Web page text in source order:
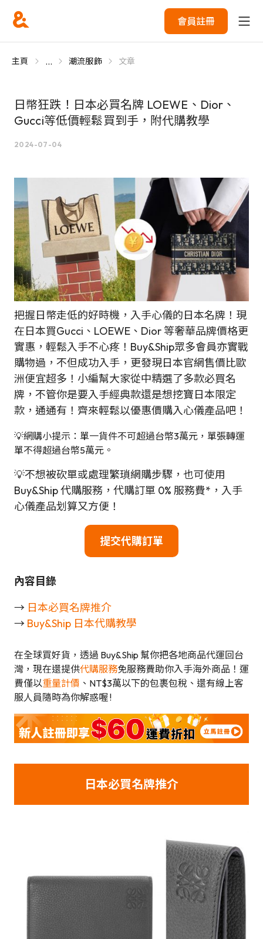
會員註冊
主頁 ... 潮流服飾 文章
日幣狂跌！日本必買名牌 LOEWE、Dior、
Gucci等低價輕鬆買到手，附代購教學
2024-07-04
把握日幣走低的好時機，入手心儀的日本名牌！現
在日本買Gucci、LOEWE、Dior 等奢華品牌價格更
實惠，輕鬆入手不心疼！Buy&Ship眾多會員亦實戰
購物過，不但成功入手，更發現日本官網售價比歐
洲便宜超多！小編幫大家從中精選了多款必買名
牌，不管你是要入手經典款還是想挖寶日本限定
款，通通有！齊來輕鬆以優惠價購入心儀產品吧！
💡網購小提示：單一貨件不可超過台幣3萬元，單張轉運
單不得超過台幣5萬元。
💡不想被砍單或處理繁瑣網購步驟，也可使用
Buy&Ship 代購服務，代購訂單 0% 服務費*，入手
心儀產品划算又方便！
提交代購訂單
內容目錄
→ 日本必買名牌推介
→ Buy&Ship 日本代購教學
在全球買好貨，透過 Buy&Ship 幫你把各地商品代運回台
灣，現在還提供代購服務免服務費助你入手海外商品！運
費僅以重量計價 、NT$3萬以下的包裹包稅、還有線上客
服人員隨時為你解惑喔 !
日本必買名牌推介